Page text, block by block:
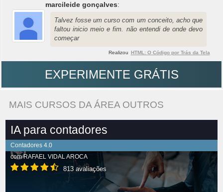
marcileide gonçalves:
Talvez fosse um curso com um conceito, acho que
faltou inicio meio e fim. não entendi de onde devo
começar
Realizou HTML: O Código por Trás da Tela
EXPERIMENTE GRÁTIS
MAIS CURSOS DA ÁREA OUTROS
IA para contadores
Contadores 4.0
comRAFAEL VIDAL AROCA
813 avaliações